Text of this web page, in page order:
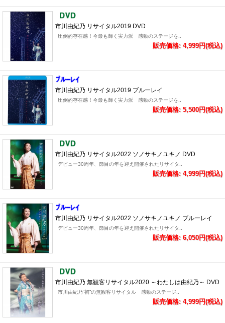
市川由紀乃 リサイタル2019 DVD
圧倒的存在感！今最も輝く実力派 感動のステージを..
販売価格: 4,999円(税込)
市川由紀乃 リサイタル2019 ブルーレイ
圧倒的存在感！今最も輝く実力派 感動のステージを..
販売価格: 5,500円(税込)
市川由紀乃 リサイタル2022 ソノサキノユキノ DVD
デビュー30周年、節目の年を迎え開催されたリサイタ..
販売価格: 4,999円(税込)
市川由紀乃 リサイタル2022 ソノサキノユキノ ブルーレイ
デビュー30周年、節目の年を迎え開催されたリサイタ..
販売価格: 6,050円(税込)
市川由紀乃 無観客リサイタル2020 ～わたしは由紀乃～ DVD
市川由紀乃“初”の無観客リサイタル 感動のステージ..
販売価格: 4,999円(税込)